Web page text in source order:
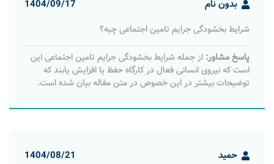
بدون نام 1404/09/17
شرایط بخشودگی جرایم تامین اجتماعی چیه؟
پاسخ مشاور: از جمله شرایط بخشودگی جرایم تامین اجتماعی این
است که نیروی انسانی فعال در کارگاه حفظ یا افزایش یابند که
توضیحات بیشتر در این خصوص در متن مقاله بیان شده است.
حمید 1404/08/21